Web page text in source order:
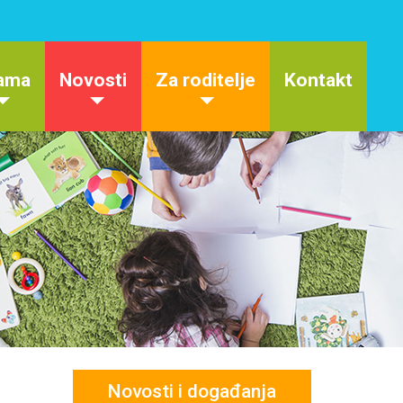
Novosti Za roditelje Kontakt
Novosti i događanja